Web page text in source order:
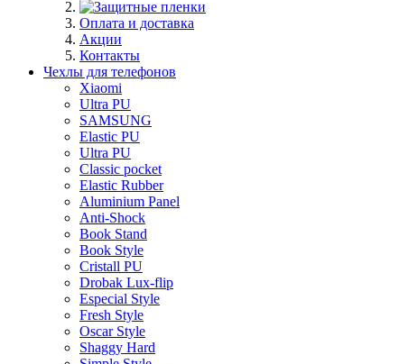
Оплата и доставка
Акции
Контакты
Чехлы для телефонов
Xiaomi
Ultra PU
SAMSUNG
Elastic PU
Ultra PU
Classic pocket
Elastic Rubber
Aluminium Panel
Anti-Shock
Book Stand
Book Style
Cristall PU
Drobak Lux-flip
Especial Style
Fresh Style
Oscar Style
Shaggy Hard